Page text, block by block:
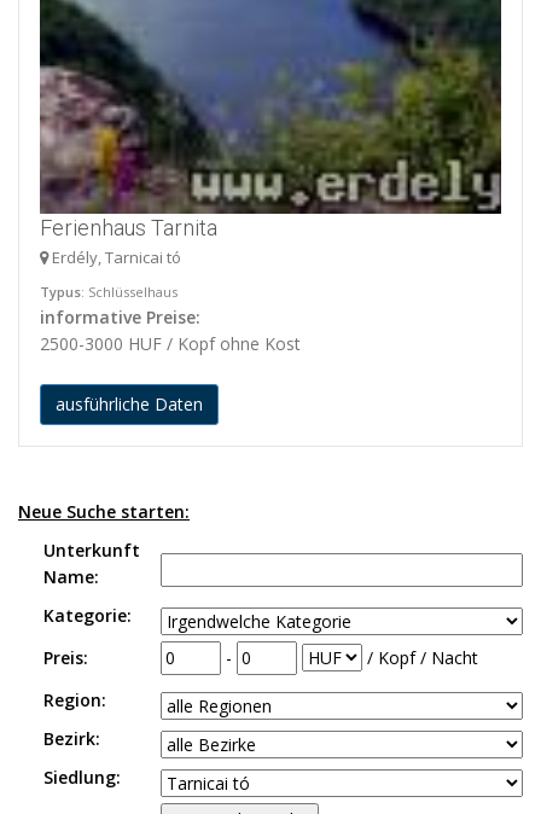
Ferienhaus Tarnita
Erdély, Tarnicai tó
Typus: Schlüsselhaus
informative Preise:
2500-3000 HUF / Kopf ohne Kost
ausführliche Daten
Neue Suche starten:
Unterkunft
Name:
Kategorie:
Preis:
-
/ Kopf / Nacht
Region:
Bezirk:
Siedlung: